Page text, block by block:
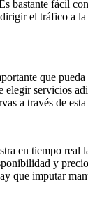
bastante fácil
el tráfico a
que
servicios
a través de
en tiempo real
y
que imputar